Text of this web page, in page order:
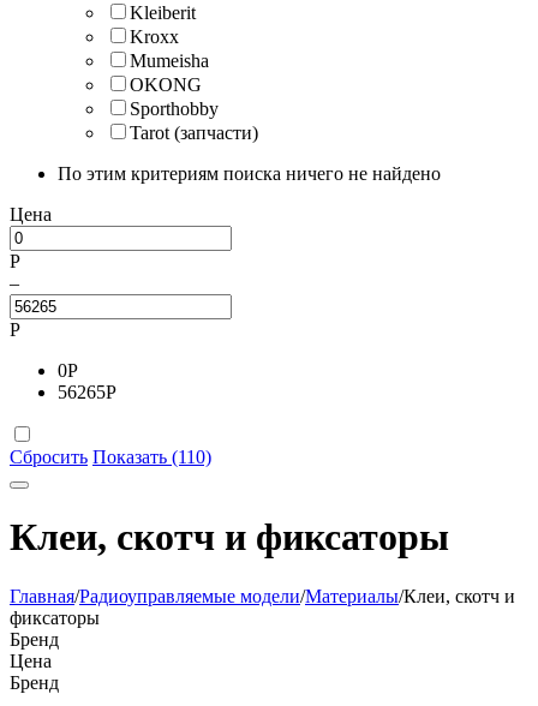
Kleiberit
Kroxx
Mumeisha
OKONG
Sporthobby
Tarot (запчасти)
По этим критериям поиска ничего не найдено
Цена
Р
–
Р
0Р
56265Р
Сбросить Показать (110)
Клеи, скотч и фиксаторы
Главная/Радиоуправляемые модели/Материалы/Клеи, скотч и
фиксаторы
Бренд
Цена
Бренд